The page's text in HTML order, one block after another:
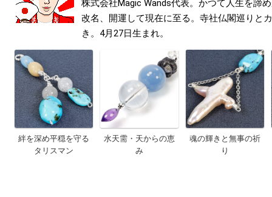
株式会社Magic Wands代表。かつて人生を諦
改名、開運して現在に至る。寺社仏閣巡りと
き。4月27日生まれ。
絆を深め平穏を守る
タリスマン
水天需・天からの恵
み
魂の輝きと無事の祈
り